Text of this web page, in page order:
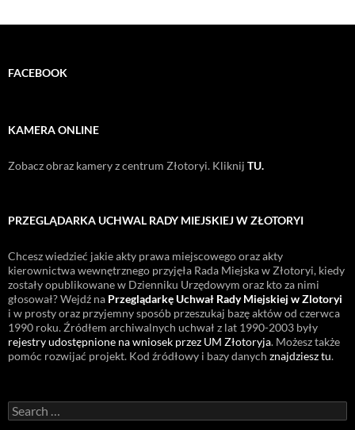
FACEBOOK
KAMERA ONLINE
Zobacz obraz kamery z centrum Złotoryi. Kliknij TU.
PRZEGLĄDARKA UCHWAL RADY MIEJSKIEJ W ZŁOTORYI
Chcesz wiedzieć jakie akty prawa miejscowego oraz akty
kierownictwa wewnętrznego przyjęła Rada Miejska w Złotoryi, kiedy
zostały opublikowane w Dzienniku Urzędowym oraz kto za nimi
głosował? Wejdź na Przeglądarkę Uchwał Rady Miejskiej w Zlotoryi
i w prosty oraz przyjemny sposób przeszukaj bazę aktów od czerwca
1990 roku. Źródłem archiwalnych uchwał z lat 1990-2003 były
rejestry udostępnione na wniosek przez UM Złotoryja. Możesz także
pomóc rozwijać projekt. Kod źródłowy i bazy danych znajdziesz tu.
Search
for: